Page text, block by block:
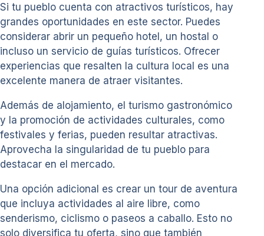
Si tu pueblo cuenta con atractivos turísticos, hay
grandes oportunidades en este sector. Puedes
considerar abrir un pequeño hotel, un hostal o
incluso un servicio de guías turísticos. Ofrecer
experiencias que resalten la cultura local es una
excelente manera de atraer visitantes.
Además de alojamiento, el turismo gastronómico
y la promoción de actividades culturales, como
festivales y ferias, pueden resultar atractivas.
Aprovecha la singularidad de tu pueblo para
destacar en el mercado.
Una opción adicional es crear un tour de aventura
que incluya actividades al aire libre, como
senderismo, ciclismo o paseos a caballo. Esto no
solo diversifica tu oferta, sino que también